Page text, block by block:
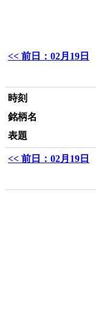
<< 前日：02月19日
時刻
銘柄名
表題
<< 前日：02月19日